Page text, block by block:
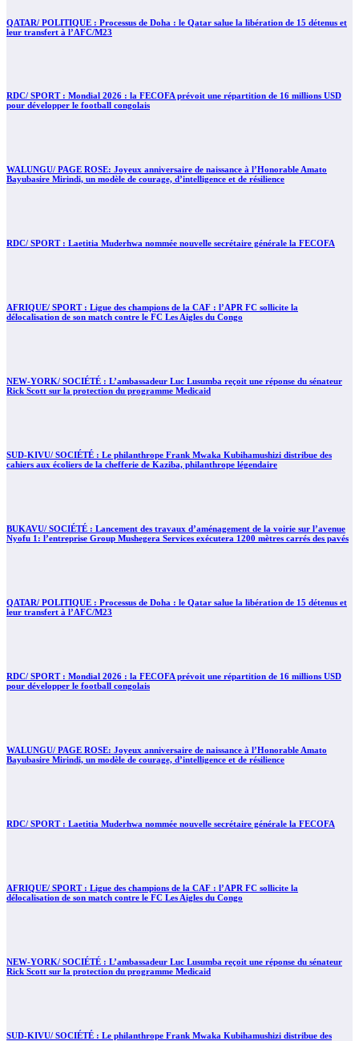
QATAR/ POLITIQUE : Processus de Doha : le Qatar salue la libération de 15 détenus et
leur transfert à l’AFC/M23
RDC/ SPORT : Mondial 2026 : la FECOFA prévoit une répartition de 16 millions USD
pour développer le football congolais
WALUNGU/ PAGE ROSE: Joyeux anniversaire de naissance à l’Honorable Amato
Bayubasire Mirindi, un modèle de courage, d’intelligence et de résilience
RDC/ SPORT : Laetitia Muderhwa nommée nouvelle secrétaire générale la FECOFA
AFRIQUE/ SPORT : Ligue des champions de la CAF : l’APR FC sollicite la
délocalisation de son match contre le FC Les Aigles du Congo
NEW-YORK/ SOCIÉTÉ : L’ambassadeur Luc Lusumba reçoit une réponse du sénateur
Rick Scott sur la protection du programme Medicaid
SUD-KIVU/ SOCIÉTÉ : Le philanthrope Frank Mwaka Kubihamushizi distribue des
cahiers aux écoliers de la chefferie de Kaziba, philanthrope légendaire
BUKAVU/ SOCIÉTÉ : Lancement des travaux d’aménagement de la voirie sur l’avenue
Nyofu 1: l’entreprise Group Mushegera Services exécutera 1200 mètres carrés des pavés
QATAR/ POLITIQUE : Processus de Doha : le Qatar salue la libération de 15 détenus et
leur transfert à l’AFC/M23
RDC/ SPORT : Mondial 2026 : la FECOFA prévoit une répartition de 16 millions USD
pour développer le football congolais
WALUNGU/ PAGE ROSE: Joyeux anniversaire de naissance à l’Honorable Amato
Bayubasire Mirindi, un modèle de courage, d’intelligence et de résilience
RDC/ SPORT : Laetitia Muderhwa nommée nouvelle secrétaire générale la FECOFA
AFRIQUE/ SPORT : Ligue des champions de la CAF : l’APR FC sollicite la
délocalisation de son match contre le FC Les Aigles du Congo
NEW-YORK/ SOCIÉTÉ : L’ambassadeur Luc Lusumba reçoit une réponse du sénateur
Rick Scott sur la protection du programme Medicaid
SUD-KIVU/ SOCIÉTÉ : Le philanthrope Frank Mwaka Kubihamushizi distribue des